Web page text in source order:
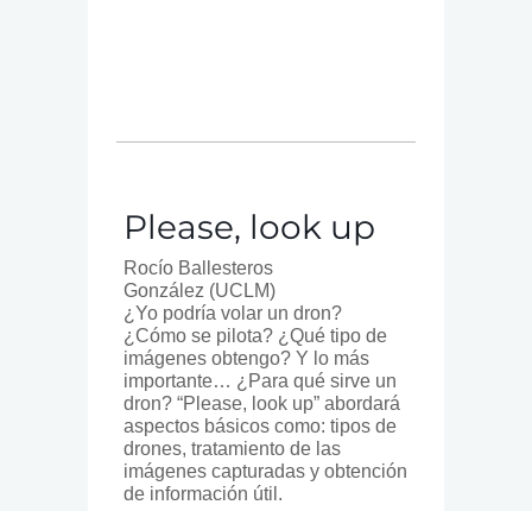
Please, look up
Rocío Ballesteros
González (UCLM)
¿Yo podría volar un dron?
¿Cómo se pilota? ¿Qué tipo de
imágenes obtengo? Y lo más
importante… ¿Para qué sirve un
dron? “Please, look up” abordará
aspectos básicos como: tipos de
drones, tratamiento de las
imágenes capturadas y obtención
de información útil.